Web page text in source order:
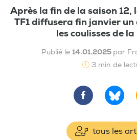
Après la fin de la saison 12,
TF1 diffusera fin janvier
les coulisses de
Publié le 14.01.2025 par
3 min de
tous les